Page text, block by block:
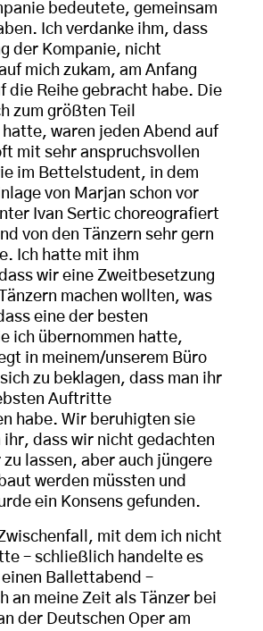
bedeutete, gemeinsam
Ich verdanke ihm, dass
der Kompanie, nicht
mich zukam, am Anfang
die Reihe gebracht habe. Die
zum größten Teil
waren jeden Abend auf
mit sehr anspruchsvollen
im Bettelstudent, in dem
von Marjan schon vor
Ivan Sertic choreografiert
von den Tänzern sehr gern
Ich hatte mit ihm
wir eine Zweitbesetzung
machen wollten, was
eine der besten
ich übernommen hatte,
in meinem/unserem Büro
zu beklagen, dass man ihr
Auftritte
habe. Wir beruhigten sie
dass wir nicht gedachten
lassen, aber auch jüngere
werden müssten und
ein Konsens gefunden.
mit dem ich nicht
– schließlich handelte es
Ballettabend –
an meine Zeit als Tänzer bei
der Deutschen Oper am